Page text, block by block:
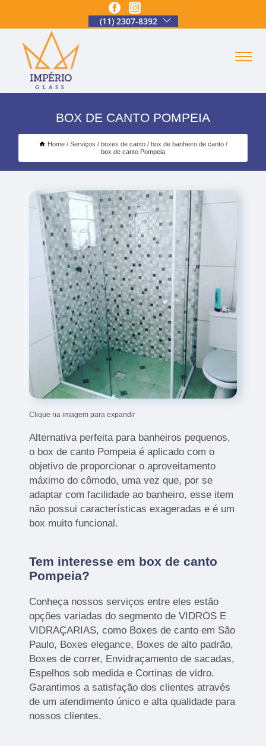
(11) 2307-8392
BOX DE CANTO POMPEIA
Home Serviços boxes de canto
box de banheiro de canto
box de canto Pompeia
Clique na imagem para expandir
Alternativa perfeita para banheiros pequenos,
o box de canto Pompeia é aplicado com o
objetivo de proporcionar o aproveitamento
máximo do cômodo, uma vez que, por se
adaptar com facilidade ao banheiro, esse item
não possui características exageradas e é um
box muito funcional.
Tem interesse em box de canto
Pompeia?
Conheça nossos serviços entre eles estão
opções variadas do segmento de VIDROS E
VIDRAÇARIAS, como Boxes de canto em São
Paulo, Boxes elegance, Boxes de alto padrão,
Boxes de correr, Envidraçamento de sacadas,
Espelhos sob medida e Cortinas de vidro.
Garantimos a satisfação dos clientes através
de um atendimento único e alta qualidade para
nossos clientes.